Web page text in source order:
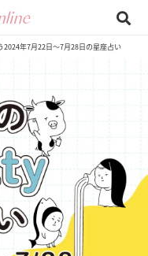
2024年7月22日～7月28日の星座占い